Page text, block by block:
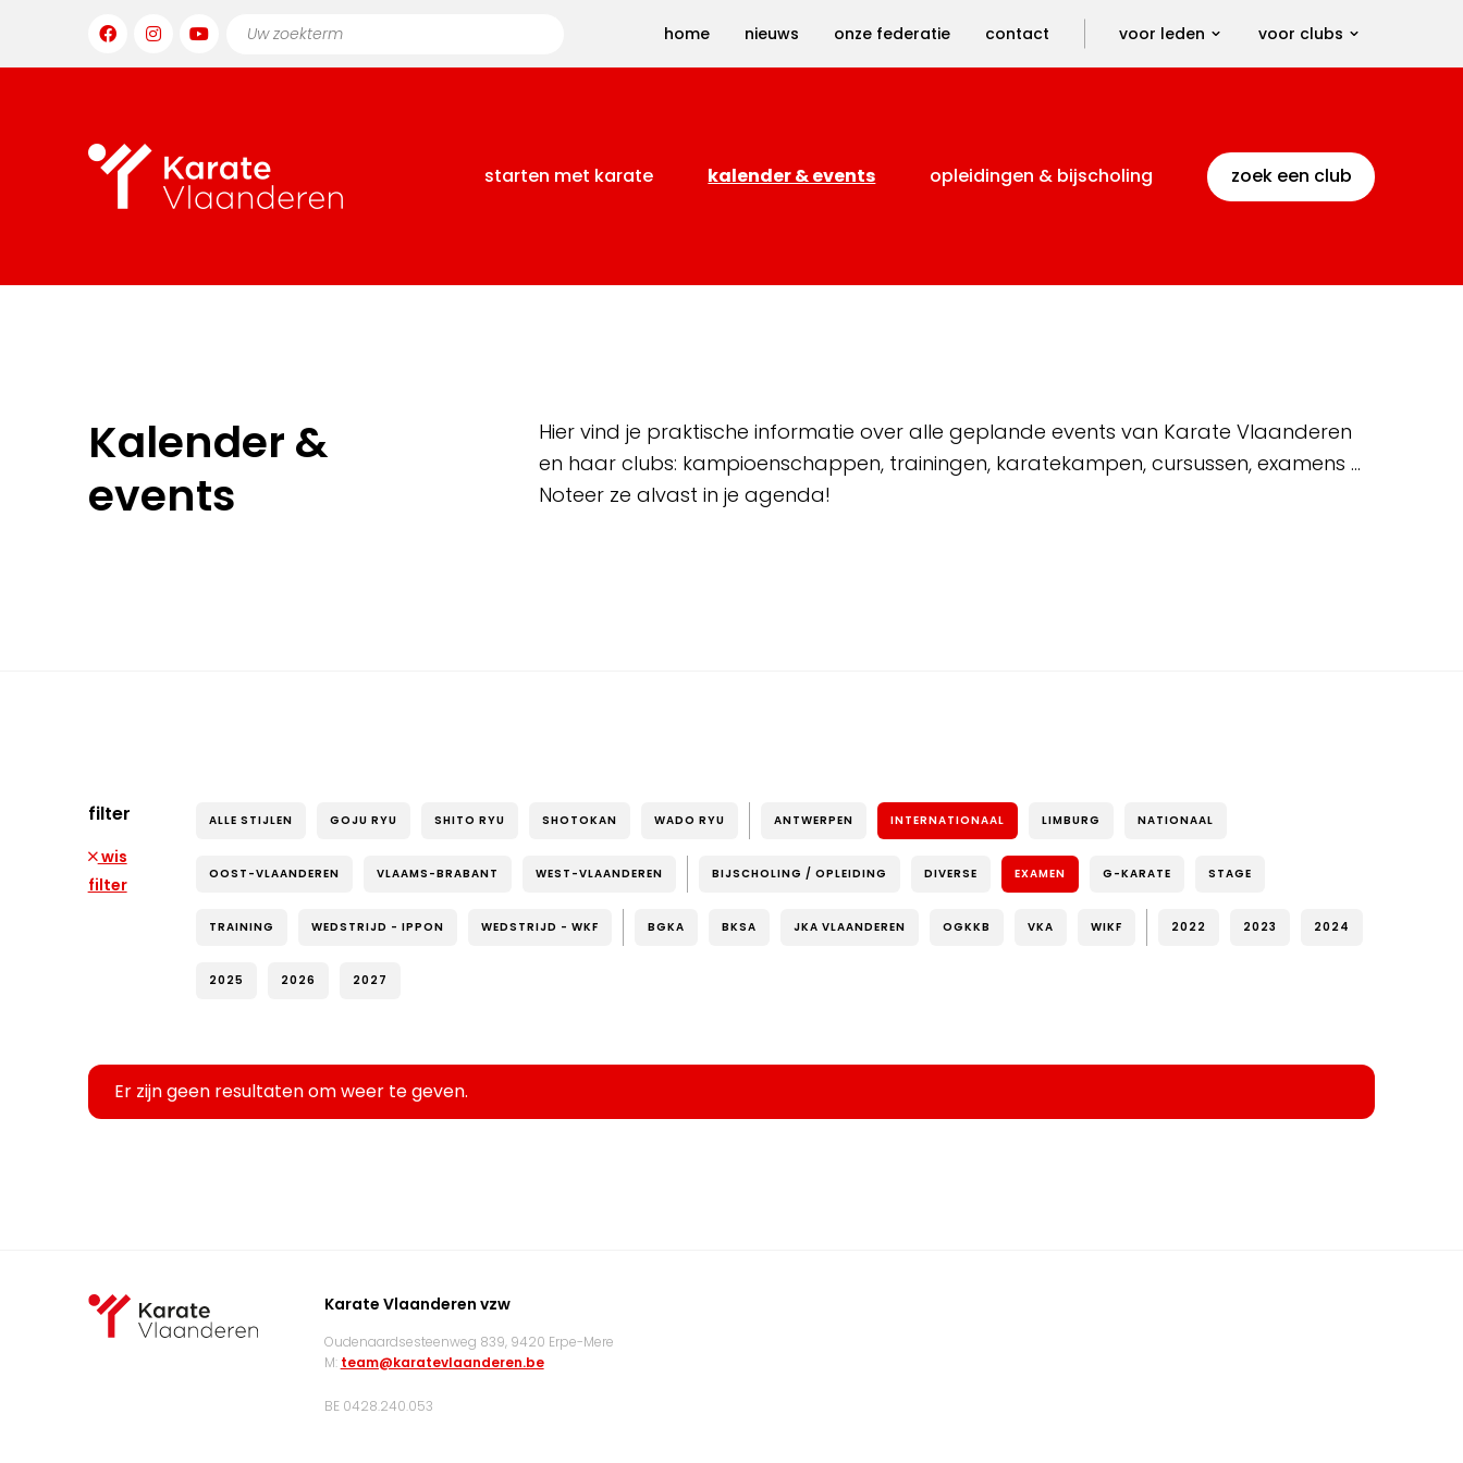
home nieuws onze federatie contact voor leden voor clubs
starten met karate kalender & events opleidingen & bijscholing zoek een club
Kalender &
events
Hier vind je praktische informatie over alle geplande events van Karate Vlaanderen
en haar clubs: kampioenschappen, trainingen, karatekampen, cursussen, examens …
Noteer ze alvast in je agenda!
filter
wis
filter
ALLE STIJLEN GOJU RYU SHITO RYU SHOTOKAN WADO RYU ANTWERPEN INTERNATIONAAL LIMBURG NATIONAAL
OOST-VLAANDEREN VLAAMS-BRABANT WEST-VLAANDEREN BIJSCHOLING / OPLEIDING DIVERSE EXAMEN G-KARATE STAGE
TRAINING WEDSTRIJD - IPPON WEDSTRIJD - WKF BGKA BKSA JKA VLAANDEREN OGKKB VKA WIKF 2022 2023 2024
2025 2026 2027
Er zijn geen resultaten om weer te geven.
Karate Vlaanderen vzw
Oudenaardsesteenweg 839, 9420 Erpe-Mere
M: team@karatevlaanderen.be
BE 0428.240.053